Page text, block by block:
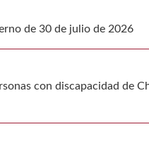
de 30 de julio de 2026
con discapacidad de